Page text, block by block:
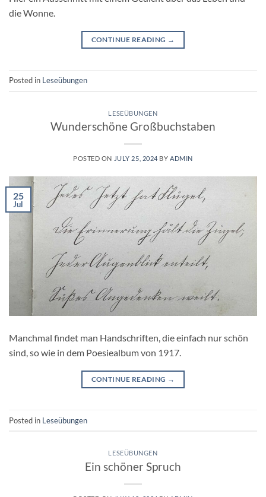
die Wonne.
CONTINUE READING →
Posted in Leseübungen
LESEÜBUNGEN
Wunderschöne Großbuchstaben
POSTED ON JULY 25, 2024 BYADMIN
25
Jul
Manchmal findet man Handschriften, die einfach nur schön
sind, so wie in dem Poesiealbum von 1917.
CONTINUE READING →
Posted in Leseübungen
LESEÜBUNGEN
Ein schöner Spruch